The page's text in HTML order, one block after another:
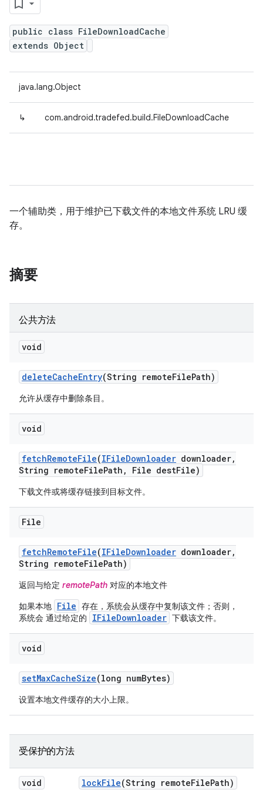
public class FileDownloadCache
extends Object
java.lang.Object
↳ com.android.tradefed.build.FileDownloadCache
一个辅助类，用于维护已下载文件的本地文件系统 LRU 缓
存。
摘要
公共方法
void
deleteCacheEntry(String remoteFilePath)
允许从缓存中删除条目。
void
fetchRemoteFile(IFileDownloader downloader,
String remoteFilePath , File destFile)
下载文件或将缓存链接到目标文件。
File
fetchRemoteFile(IFileDownloader downloader,
String remoteFilePath)
返回与给定 remotePath 对应的本地文件
如果本地 File 存在，系统会从缓存中复制该文件；否则，
系统会 通过给定的
IFileDownloader 下载该文件。
void
setMaxCacheSize(long numBytes)
设置本地文件缓存的大小上限。
受保护的方法
void lockFile(String remoteFilePath)